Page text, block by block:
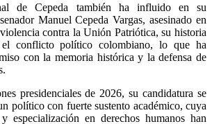
de Cepeda también ha influido en su
Manuel Cepeda Vargas, asesinado en
contra la Unión Patriótica, su historia
el conflicto político colombiano, lo que ha
con la memoria histórica y la defensa de
presidenciales de 2026, su candidatura se
político con fuerte sustento académico, cuya
especialización en derechos humanos han